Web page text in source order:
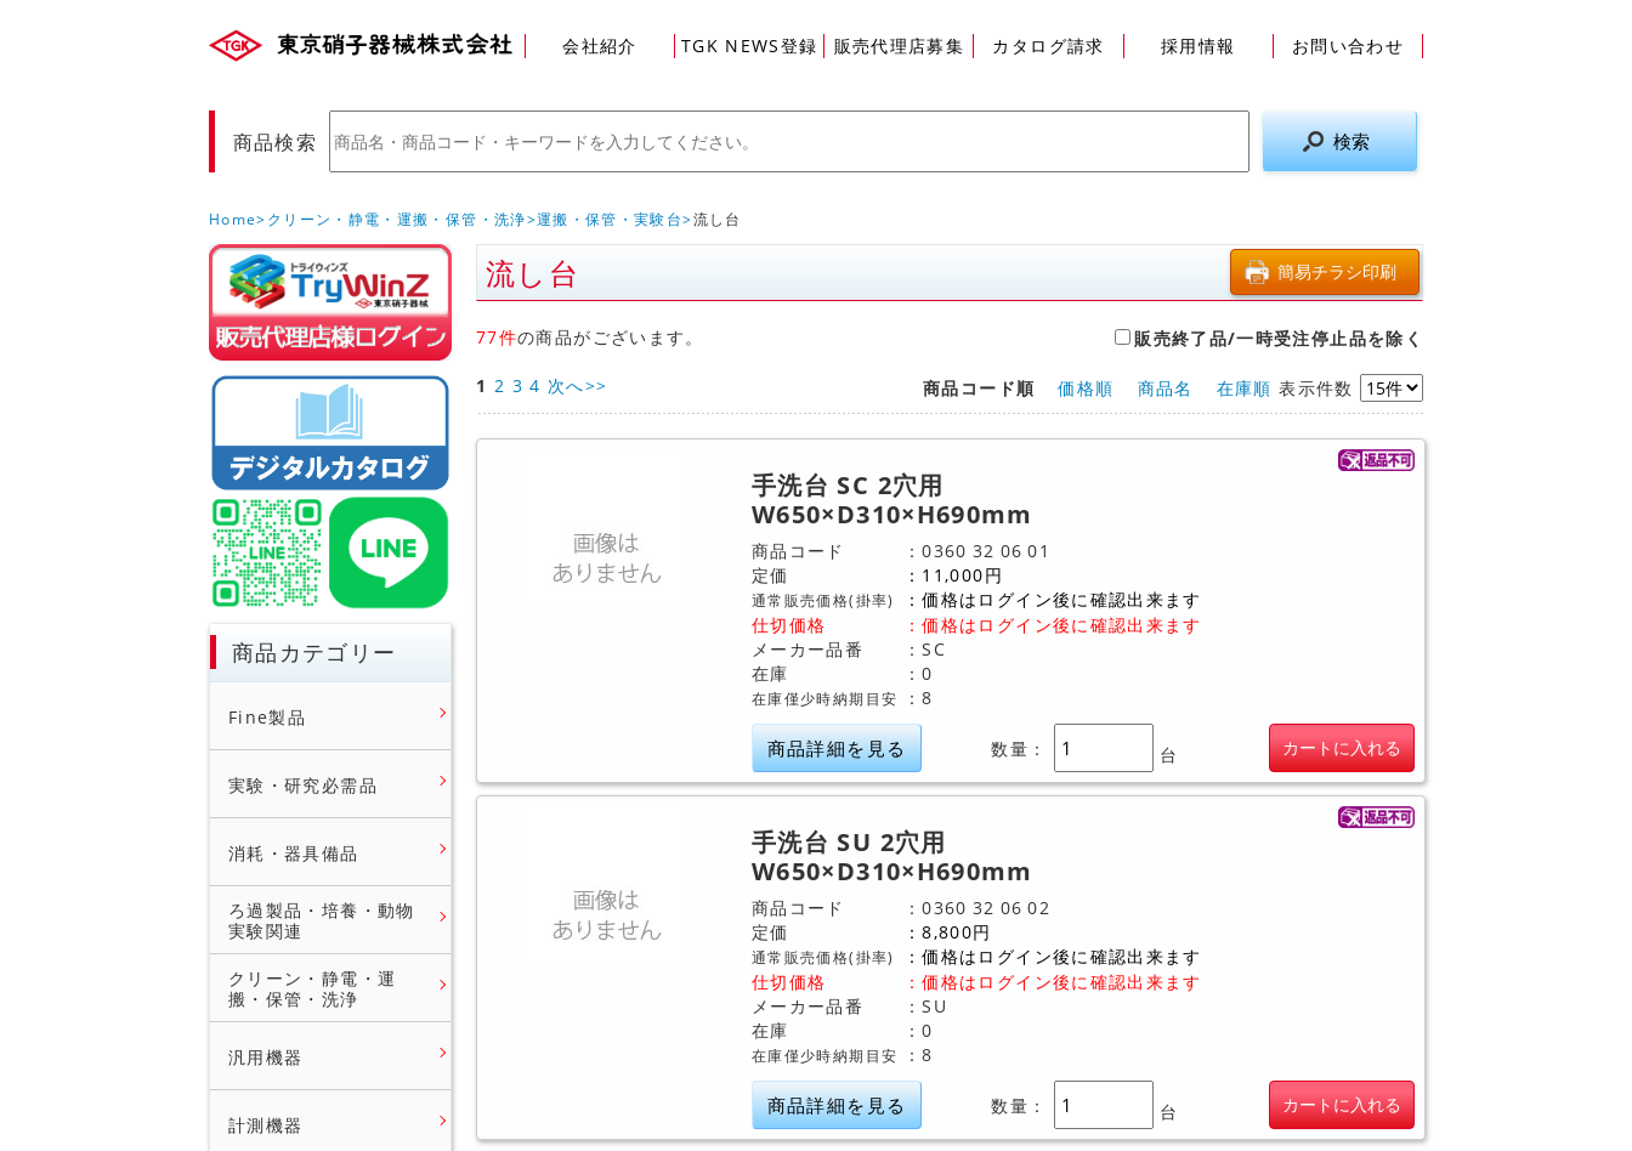
商品検索
会社紹介 TGK NEWS登録 販売代理店募集 カタログ請求 採用情報 お問い合わせ
Home クリーン・静電・運搬・保管・洗浄 運搬・保管・実験台 流し台
販売店様ログイン
商品カテゴリー
Fine製品
実験・研究必需品
消耗・器具備品
ろ過製品・培養・動物
実験関連
クリーン・静電・運
搬・保管・洗浄
汎用機器
計測機器
流し台
77件の商品がございます。 販売終了品/一時受注停止品を除く
商品コード順 価格順 商品名 在庫順 表示件数
1 2 3 4 次へ>>
手洗台 SC 2穴用
W650×D310×H690mm
商品コード 0360 32 06 01
定価
11,000円
通常販売価格(掛率)
価格はログイン後に確認出来ます
仕切価格
：価格はログイン後に確認出来ます
メーカー品番
SC
在庫
0
在庫僅少時納期目安 8
商品詳細を見る 数量： 台 カートに入れる
手洗台 SU 2穴用
W650×D310×H690mm
商品コード 0360 32 06 02
定価
8,800円
通常販売価格(掛率)
価格はログイン後に確認出来ます
仕切価格
：価格はログイン後に確認出来ます
メーカー品番
SU
在庫
0
在庫僅少時納期目安 8
商品詳細を見る 数量： 台 カートに入れる